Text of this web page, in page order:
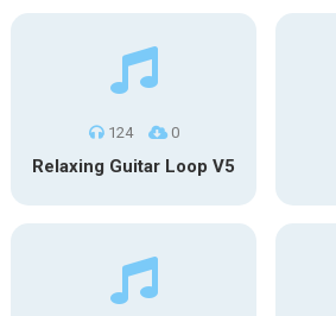
124 0
Relaxing Guitar Loop V5